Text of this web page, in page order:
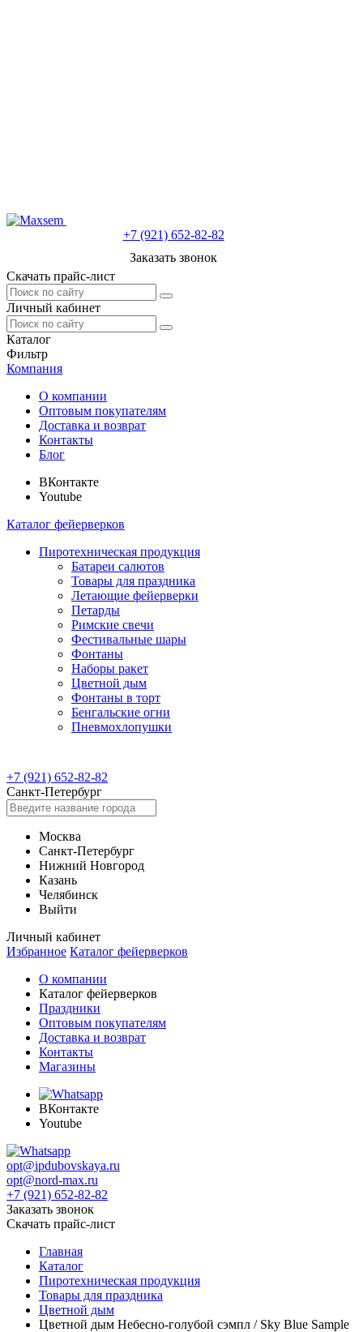
+7 (921) 652-82-82
Заказать звонок
Скачать прайс-лист
Личный кабинет
Каталог
Фильтр
Компания
О компании
Оптовым покупателям
Доставка и возврат
Контакты
Блог
ВКонтакте
Youtube
Каталог фейерверков
Пиротехническая продукция
Батареи салютов
Товары для праздника
Летающие фейерверки
Петарды
Римские свечи
Фестивальные шары
Фонтаны
Наборы ракет
Цветной дым
Фонтаны в торт
Бенгальские огни
Пневмохлопушки
+7 (921) 652-82-82
Санкт-Петербург
Москва
Санкт-Петербург
Нижний Новгород
Казань
Челябинск
Выйти
Личный кабинет
Избранное Каталог фейерверков
О компании
Каталог фейерверков
Праздники
Оптовым покупателям
Доставка и возврат
Контакты
Магазины
ВКонтакте
Youtube
opt@ipdubovskaya.ru
opt@nord-max.ru
+7 (921) 652-82-82
Заказать звонок
Скачать прайс-лист
Главная
Каталог
Пиротехническая продукция
Товары для праздника
Цветной дым
Цветной дым Небесно-голубой сэмпл / Sky Blue Sample